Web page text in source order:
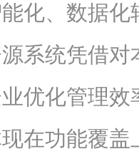
化、数据
系统凭借
优化管理
在功能覆